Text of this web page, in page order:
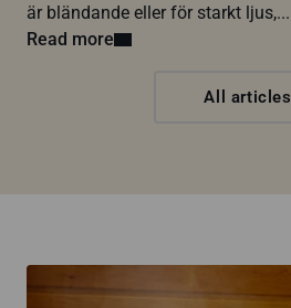
är bländande eller för starkt ljus,...
Read more
All articles